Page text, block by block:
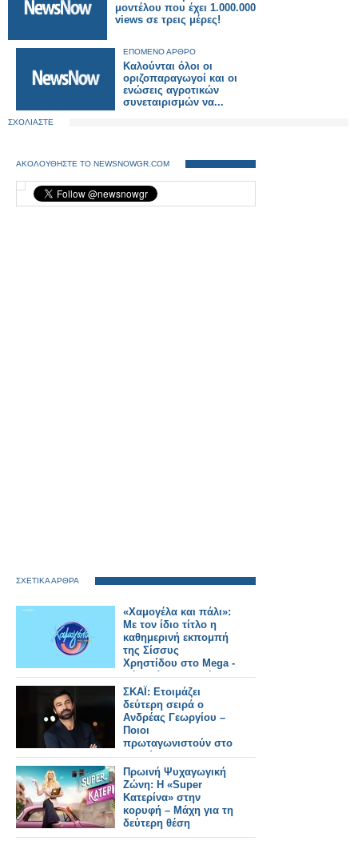
μοντέλου που έχει 1.000.000
views σε τρεις μέρες!
ΕΠΟΜΕΝΟ ΑΡΘΡΟ
Καλούνται όλοι οι
οριζοπαραγωγοί και οι
ενώσεις αγροτικών
συνεταιρισμών να...
ΣΧΟΛΙΑΣΤΕ
ΑΚΟΛΟΥΘΗΣΤΕ ΤΟ NEWSNOWGR.COM
ΣΧΕΤΙΚΑ ΑΡΘΡΑ
«Χαμογέλα και πάλι»:
Με τον ίδιο τίτλο η
καθημερινή εκπομπή
της Σίσσυς
Χρηστίδου στο Mega -
Πότε κάνει πρεμιέρα;
ΣΚΑΪ: Ετοιμάζει
δεύτερη σειρά ο
Ανδρέας Γεωργίου –
Ποιοι
πρωταγωνιστούν στο
«Αντώνιος και
Κλεοπάτρα»
Πρωινή Ψυχαγωγική
Ζώνη: Η «Super
Κατερίνα» στην
κορυφή – Μάχη για τη
δεύτερη θέση